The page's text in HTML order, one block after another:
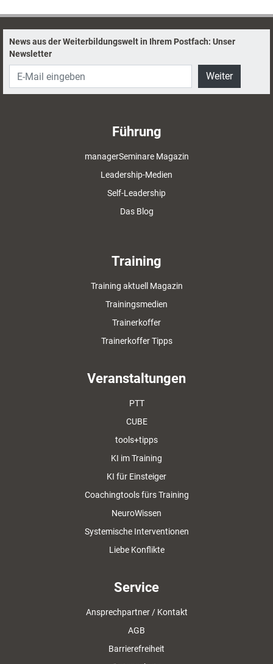
News aus der Weiterbildungswelt in Ihrem Postfach: Unser
Newsletter
Weiter
Führung
managerSeminare Magazin
Leadership-Medien
Self-Leadership
Das Blog
Training
Training aktuell Magazin
Trainingsmedien
Trainerkoffer
Trainerkoffer Tipps
Veranstaltungen
PTT
CUBE
tools+tipps
KI im Training
KI für Einsteiger
Coachingtools fürs Training
NeuroWissen
Systemische Interventionen
Liebe Konflikte
Service
Ansprechpartner / Kontakt
AGB
Barrierefreiheit